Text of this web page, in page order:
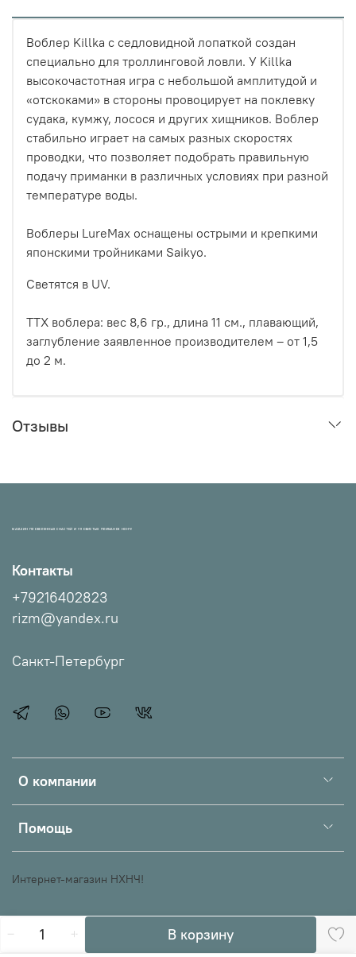
В корзину
Воблер Killka с седловидной лопаткой создан
специально для троллинговой ловли. У Killka
высокочастотная игра с небольшой амплитудой и
«отскоками» в стороны провоцирует на поклевку
судака, кумжу, лосося и других хищников. Воблер
стабильно играет на самых разных скоростях
проводки, что позволяет подобрать правильную
подачу приманки в различных условиях при разной
температуре воды.
Воблеры LureMax оснащены острыми и крепкими
японскими тройниками Saikyo.
Светятся в UV.
ТТХ воблера: вес 8,6 гр., длина 11 см., плавающий,
заглубление заявленное производителем – от 1,5
до 2 м.
Отзывы
МАГАЗИН ПРОВЕРЕННЫХ СНАСТЕЙ И УЛОВИСТЫХ ПРИМАНОК НХНЧ!
О компании
Помощь
Контакты
+79216402823
rizm@yandex.ru
Санкт-Петербург
Интернет-магазин НХНЧ!